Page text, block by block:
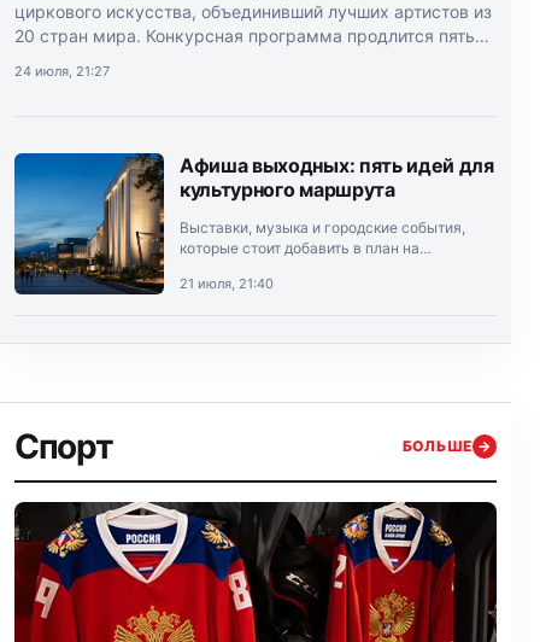
циркового искусства, объединивший лучших артистов из
20 стран мира. Конкурсная программа продлится пять
24 июля, 21:27
Афиша выходных: пять идей для
культурного маршрута
Выставки, музыка и городские события,
которые стоит добавить в план на
21 июля, 21:40
Спорт БОЛЬШЕ →